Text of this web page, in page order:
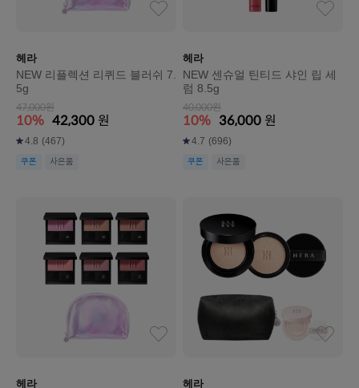
헤라
NEW 리플렉션 리퀴드 블러쉬 7.
5g
47,000원
10% 42,300 원
4.8 (467)
쿠폰 사은품
헤라
NEW 센슈얼 틴티드 샤인 립 세
럼 8.5g
40,000원
10% 36,000 원
4.7 (696)
쿠폰 사은품
헤라 헤라